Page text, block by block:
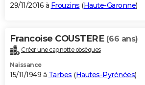
29/11/2016 à Frouzins (Haute-Garonne)
Francoise COUSTERE (66 ans)
Créer une cagnotte obsèques
Naissance
15/11/1949 à Tarbes (Hautes-Pyrénées)